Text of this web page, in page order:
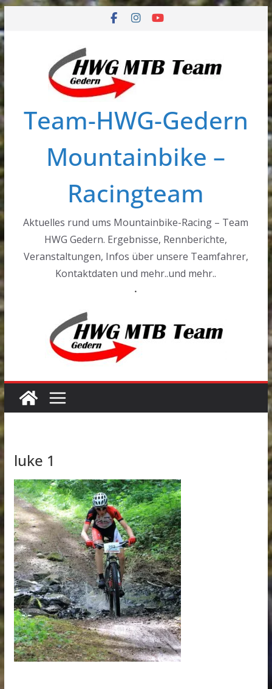
Zum
Inhalt
springen
Team-HWG-Gedern
Mountainbike –
Racingteam
Aktuelles rund ums Mountainbike-Racing – Team
HWG Gedern. Ergebnisse, Rennberichte,
Veranstaltungen, Infos über unsere Teamfahrer,
Kontaktdaten und mehr..und mehr..
.
luke 1